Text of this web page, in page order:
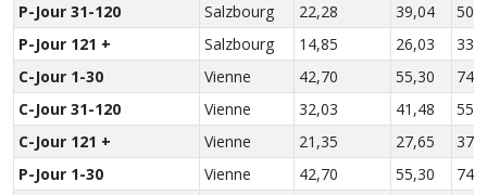
P-Jour 31-120
Salzbourg 22,28 39,04
P-Jour 121 +
Salzbourg 14,85 26,03
C-Jour 1-30
Vienne 42,70 55,30
C-Jour 31-120
Vienne 32,03 41,48
C-Jour 121 +
Vienne 21,35 27,65
P-Jour 1-30
Vienne 42,70 55,30